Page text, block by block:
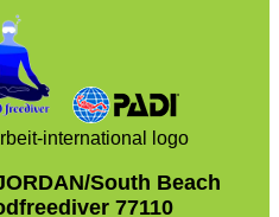
South Beach
77110